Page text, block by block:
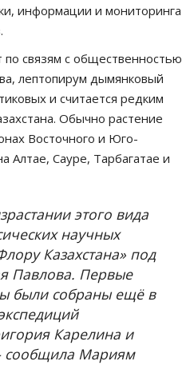
информации и мониторинга
по связям с общественностью
лептопирум дымянковый
и считается редким
Обычно растение
Восточного и Юго-
Алтае, Сауре, Тарбагатае и
этого вида
научных
Казахстана» под
Павлова. Первые
были собраны ещё в
Карелина и
сообщила Мариям